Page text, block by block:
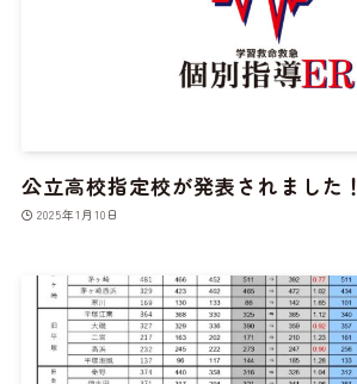
公立高校指定校が発表されました！
2025年1月10日